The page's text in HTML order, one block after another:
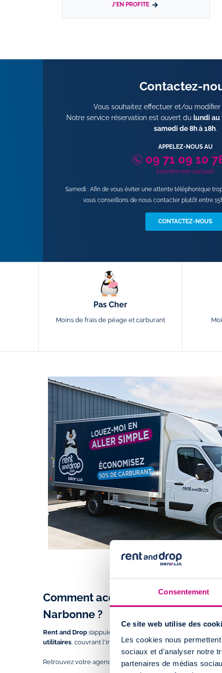
Consentement
Ce site web utilise des
Les cookies nous
sociaux et d'analyser notre
partenaires de médias
J'EN PROFITE
Contactez-
Vous souhaitez effectuer et/ou modifier
Notre service réservation est ouvert du lundi au
samedi de 8h à 18h.
APPELEZ-NOUS AU
09 71 09 10
(numéro non surtaxé)
Samedi : Afin de vous éviter une attente téléphonique
vous conseillons de nous contacter plutôt entre
CONTACTEZ-NOUS
Pas Cher
Moins de frais de péage et carburant
Comment accéder à l'agence de
Narbonne ?
Rent and Drop s’appuie sur un réseau de plus de
utilitaires, couvrant l'intégralité du territoire français.
Retrouvez votre agence delocation en aller simple Rent